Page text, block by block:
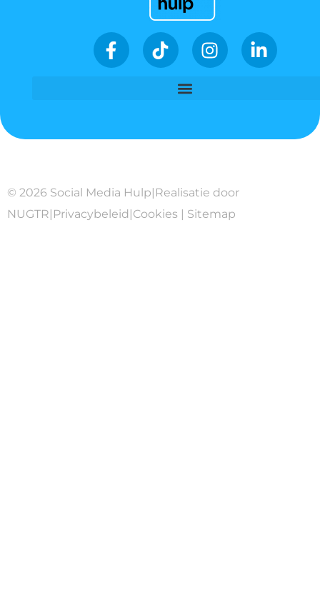
© 2026 Social Media Hulp Realisatie door
NUGTR Privacybeleid Cookies Sitemap